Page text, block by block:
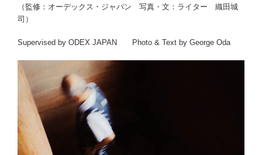
（監修：オーデックス・ジャパン 写真・文：ライター 織田城
司）
Supervised by ODEX JAPAN Photo & Text by George Oda